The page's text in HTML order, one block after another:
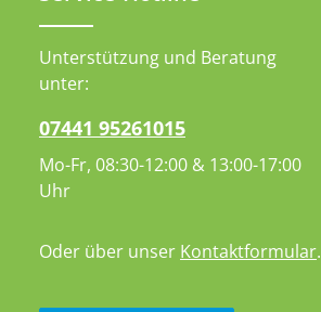
Unterstützung und Beratung
unter:
07441 95261015
Mo-Fr, 08:30-12:00 & 13:00-17:00
Uhr
Oder über unser Kontaktformular.